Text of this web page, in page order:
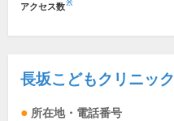
アクセス数※
長坂こどもクリニック
所在地・電話番号